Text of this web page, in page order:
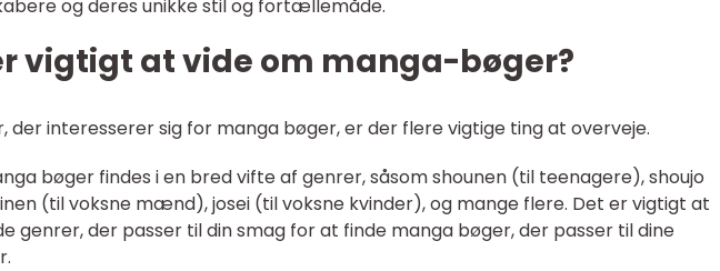
og deres unikke stil og fortællemåde.
vigtigt at vide om manga-bøger?
der interesserer sig for manga bøger, er der flere vigtige ting at overveje.
bøger findes i en bred vifte af genrer, såsom shounen (til teenagere), shoujo
(til voksne mænd), josei (til voksne kvinder), og mange flere. Det er vigtigt at
genrer, der passer til din smag for at finde manga bøger, der passer til dine